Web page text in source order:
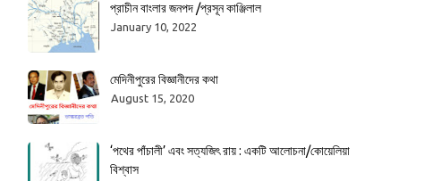
প্রাচীন বাংলার জনপদ /প্রসূন কাঞ্জিলাল
January 10, 2022
মেদিনীপুরের বিজ্ঞানীদের কথা
August 15, 2020
‘পথের পাঁচালী’ এবং সত্যজিৎ রায় : একটি আলোচনা/কোয়েলিয়া
বিশ্বাস